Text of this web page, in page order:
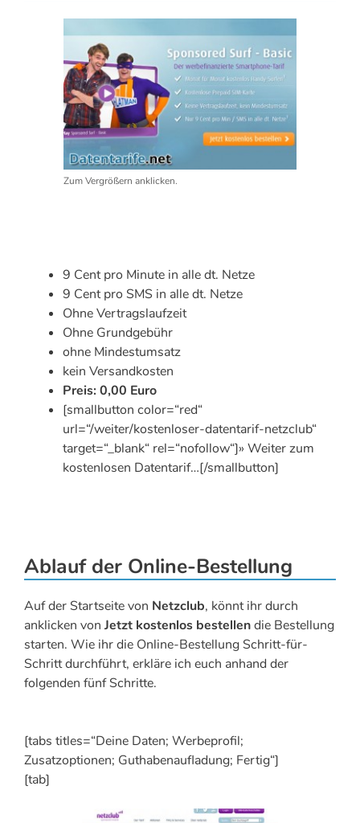
Zum Vergrößern anklicken.
9 Cent pro Minute in alle dt. Netze
9 Cent pro SMS in alle dt. Netze
Ohne Vertragslaufzeit
Ohne Grundgebühr
ohne Mindestumsatz
kein Versandkosten
Preis: 0,00 Euro
[smallbutton color=“red“
url=“/weiter/kostenloser-datentarif-netzclub“
target=“_blank“ rel=“nofollow“]» Weiter zum
kostenlosen Datentarif…[/smallbutton]
Ablauf der Online-Bestellung
Auf der Startseite von Netzclub, könnt ihr durch
anklicken vonJetzt kostenlos bestellendie Bestellung
starten. Wie ihr die Online-Bestellung Schritt-für-
Schritt durchführt, erkläre ich euch anhand der
folgenden fünf Schritte.
[tabs titles=“Deine Daten; Werbeprofil;
Zusatzoptionen; Guthabenaufladung; Fertig“]
[tab]